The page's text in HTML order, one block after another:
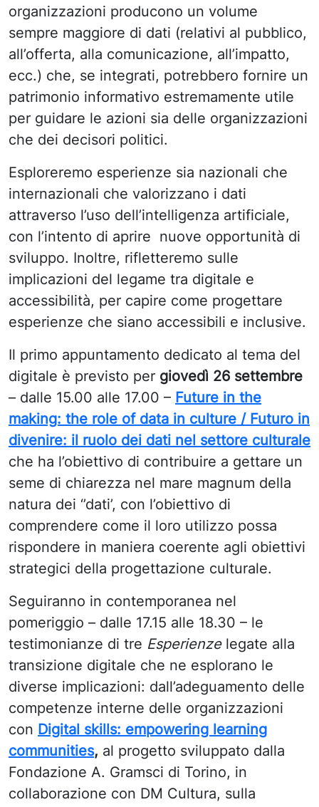
organizzazioni producono un volume
sempre maggiore di dati (relativi al pubblico,
all’offerta, alla comunicazione, all’impatto,
ecc.) che, se integrati, potrebbero fornire un
patrimonio informativo estremamente utile
per guidare le azioni sia delle organizzazioni
che dei decisori politici.
Esploreremo esperienze sia nazionali che
internazionali che valorizzano i dati
attraverso l’uso dell’intelligenza artificiale,
con l’intento di aprire nuove opportunità di
sviluppo. Inoltre, rifletteremo sulle
implicazioni del legame tra digitale e
accessibilità, per capire come progettare
esperienze che siano accessibili e inclusive.
Il primo appuntamento dedicato al tema del
digitale è previsto per giovedì 26 settembre
– dalle 15.00 alle 17.00 – Future in the
making: the role of data in culture / Futuro in
divenire: il ruolo dei dati nel settore culturale
che ha l’obiettivo di contribuire a gettare un
seme di chiarezza nel mare magnum della
natura dei ‘’dati’, con l’obiettivo di
comprendere come il loro utilizzo possa
rispondere in maniera coerente agli obiettivi
strategici della progettazione culturale.
Seguiranno in contemporanea nel
pomeriggio – dalle 17.15 alle 18.30 – le
testimonianze di tre Esperienzelegate alla
transizione digitale che ne esplorano le
diverse implicazioni: dall’adeguamento delle
competenze interne delle organizzazioni
con Digital skills: empowering learning
communities, al progetto sviluppato dalla
Fondazione A. Gramsci di Torino, in
collaborazione con DM Cultura, sulla